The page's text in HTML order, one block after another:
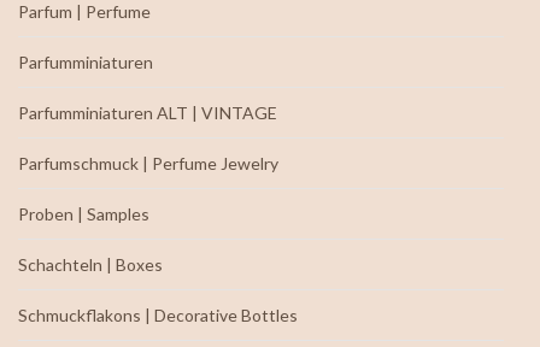
Parfum | Perfume
Parfumminiaturen
Parfumminiaturen ALT | VINTAGE
Parfumschmuck | Perfume Jewelry
Proben | Samples
Schachteln | Boxes
Schmuckflakons | Decorative Bottles